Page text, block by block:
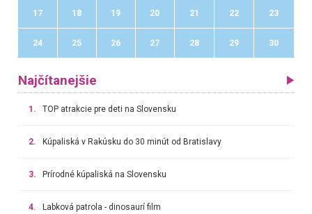
17 18 19 20 21 22 23
24 25 26 27 28 29 30
Najčítanejšie
1. TOP atrakcie pre deti na Slovensku
2. Kúpaliská v Rakúsku do 30 minút od Bratislavy
3. Prírodné kúpaliská na Slovensku
4. Labková patrola - dinosaurí film